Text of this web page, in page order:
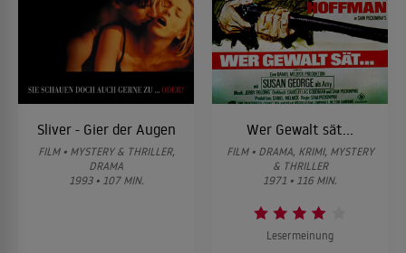
Sliver - Gier der Augen
FILM • MYSTERY & THRILLER,
DRAMA
1993 • 107 MIN.
Wer Gewalt sät...
FILM • DRAMA, KRIMI, MYSTERY
& THRILLER
1971 • 116 MIN.
Lesermeinung